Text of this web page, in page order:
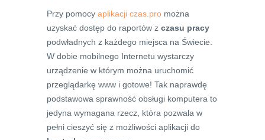
Przy pomocy aplikacji czas.pro można
uzyskać dostęp do raportów z czasu pracy
podwładnych z każdego miejsca na Świecie.
W dobie mobilnego Internetu wystarczy
urządzenie w którym można uruchomić
przeglądarkę www i gotowe! Tak naprawdę
podstawowa sprawność obsługi komputera to
jedyna wymagana rzecz, która pozwala w
pełni cieszyć się z możliwości aplikacji do